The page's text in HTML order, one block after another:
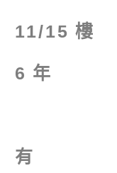
11/15 樓
6 年
有